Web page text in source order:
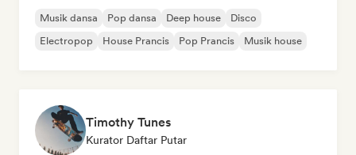
Musik dansa Pop dansa Deep house
Disco
Electropop
House Prancis Pop Prancis Musik house
Timothy Tunes
Kurator Daftar Putar